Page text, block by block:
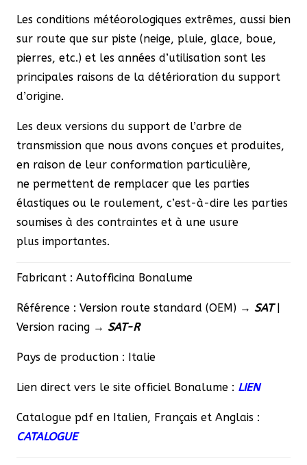
Les conditions météorologiques extrêmes, aussi bien
sur route que sur piste (neige, pluie, glace, boue,
pierres, etc.) et les années d’utilisation sont les
principales raisons de la détérioration du support
d’origine.
Les deux versions du support de l’arbre de
transmission que nous avons conçues et produites,
en raison de leur conformation particulière,
ne permettent de remplacer que les parties
élastiques ou le roulement, c’est-à-dire les parties
soumises à des contraintes et à une usure
plus importantes.
Fabricant : Autofficina Bonalume
Référence : Version route standard (OEM) → SAT|
Version racing → SAT-R
Pays de production : Italie
Lien direct vers le site officiel Bonalume : LIEN
Catalogue pdf en Italien, Français et Anglais :
CATALOGUE